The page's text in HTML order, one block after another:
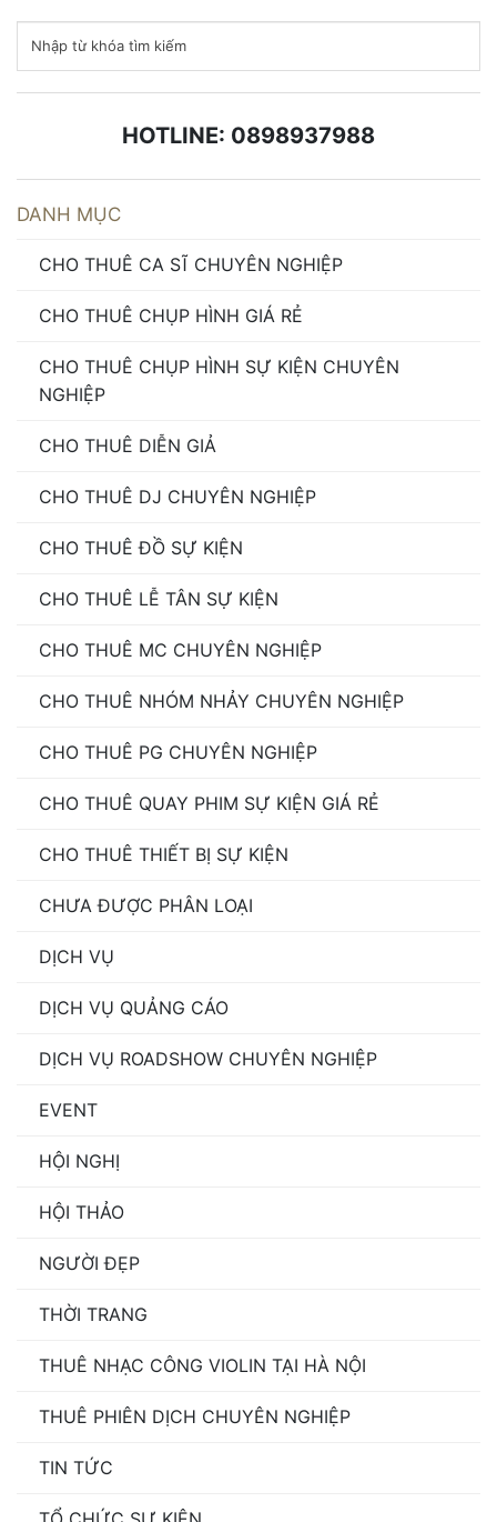
HOTLINE: 0898937988
DANH MỤC
CHO THUÊ CA SĨ CHUYÊN NGHIỆP
CHO THUÊ CHỤP HÌNH GIÁ RẺ
CHO THUÊ CHỤP HÌNH SỰ KIỆN CHUYÊN
NGHIỆP
CHO THUÊ DIỄN GIẢ
CHO THUÊ DJ CHUYÊN NGHIỆP
CHO THUÊ ĐỒ SỰ KIỆN
CHO THUÊ LỄ TÂN SỰ KIỆN
CHO THUÊ MC CHUYÊN NGHIỆP
CHO THUÊ NHÓM NHẢY CHUYÊN NGHIỆP
CHO THUÊ PG CHUYÊN NGHIỆP
CHO THUÊ QUAY PHIM SỰ KIỆN GIÁ RẺ
CHO THUÊ THIẾT BỊ SỰ KIỆN
CHƯA ĐƯỢC PHÂN LOẠI
DỊCH VỤ
DỊCH VỤ QUẢNG CÁO
DỊCH VỤ ROADSHOW CHUYÊN NGHIỆP
EVENT
HỘI NGHỊ
HỘI THẢO
NGƯỜI ĐẸP
THỜI TRANG
THUÊ NHẠC CÔNG VIOLIN TẠI HÀ NỘI
THUÊ PHIÊN DỊCH CHUYÊN NGHIỆP
TIN TỨC